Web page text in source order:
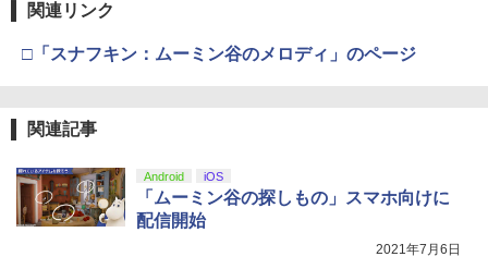
4
レイサー・アガット+【早期購入外付特
典】DLCチラシ)
￥7,480
5
【中古】エースコンバット04 シャッター
ドスカイ
3
￥55,491
ンラインコード版
￥9,000
3
トローラー ミッドナイト ブラック(CFI-
ZCT2J01)
￥10,737
4
￥2,618
3
ナル三方背収納ケース付きコレクション)
(オリジナル特典:オリジナル巾着＋メー
劇場版「鬼滅の刃」無限城編 第一章 猗
窩座再来 完全生産限定版 [Blu-ray]
関連リンク
□「スナフキン：ムーミン谷のメロディ」のページ
関連記事
Android iOS
「ムーミン谷の探しもの」スマホ向けに
配信開始
2021年7月6日